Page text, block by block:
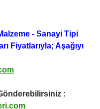
- Sanayi Tipi
Fiyatlarıyla; Aşağıyı
: